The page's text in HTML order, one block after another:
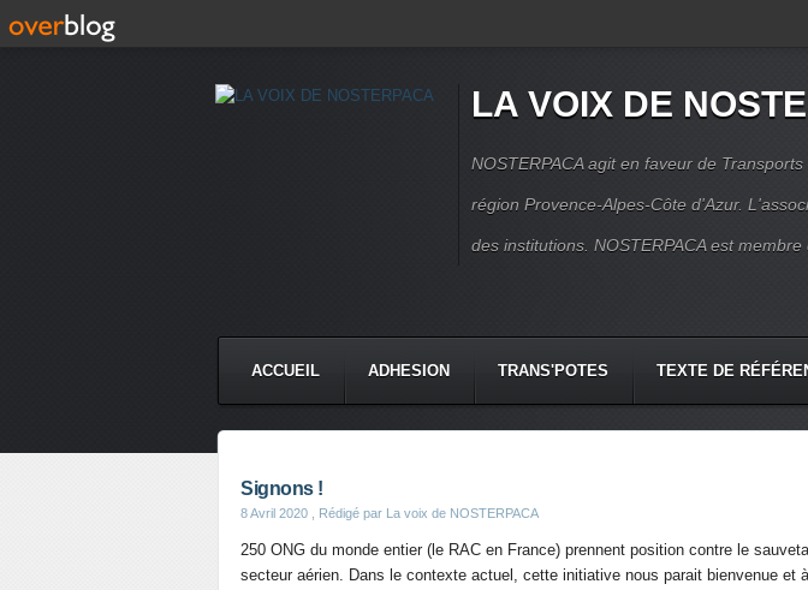
LA VOIX DE
NOSTERPACA agit en faveur de
région Provence-Alpes-Côte d'Azur.
des institutions. NOSTERPACA est
ACCUEIL ADHESION TRANS'POTES TEXTE DE
Signons !
8 Avril 2020 , Rédigé par La voix de NOSTERPACA
250 ONG du monde entier (le RAC en France) prennent position contre le
secteur aérien. Dans le contexte actuel, cette initiative nous parait bienvenue et